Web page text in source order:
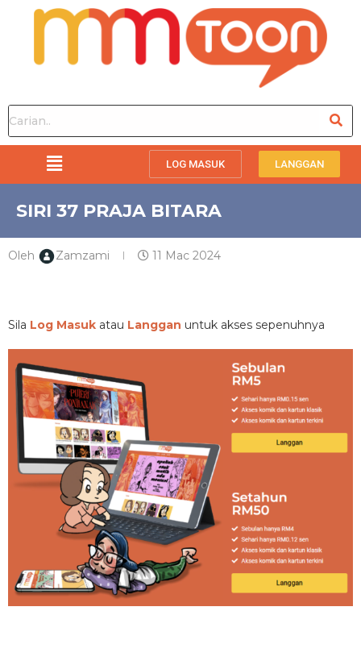
LOG MASUK LANGGAN
SIRI 37 PRAJA BITARA
Oleh Zamzami 11 Mac 2024
Sila Log Masuk atau Langgan untuk akses sepenuhnya